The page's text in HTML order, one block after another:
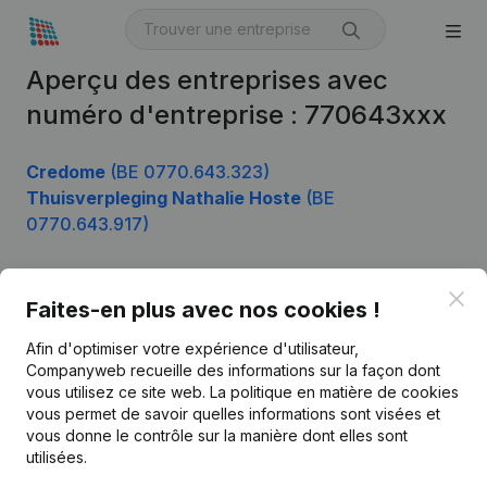
Aperçu des entreprises avec
numéro d'entreprise : 770643xxx
Credome (BE 0770.643.323)
Thuisverpleging Nathalie Hoste (BE
0770.643.917)
Faites-en plus avec nos cookies !
Afin d'optimiser votre expérience d'utilisateur,
Companyweb recueille des informations sur la façon dont
vous utilisez ce site web. La politique en matière de cookies
vous permet de savoir quelles informations sont visées et
vous donne le contrôle sur la manière dont elles sont
utilisées.
Français
Kantorenpark Everest
Produit
Informations d’entreprise
Monitoring
Recherche internationale